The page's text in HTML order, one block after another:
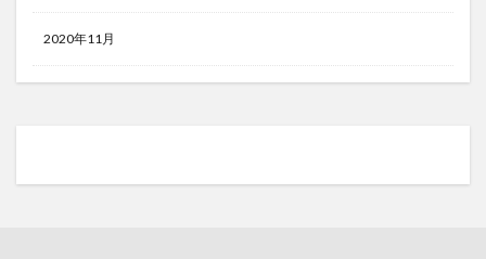
2020年11月